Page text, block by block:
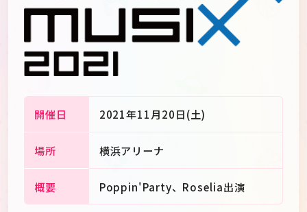
Goods
開催日 2021年11月20日(土)
場所 横浜アリーナ
概要 Poppin'Party、Roselia出演